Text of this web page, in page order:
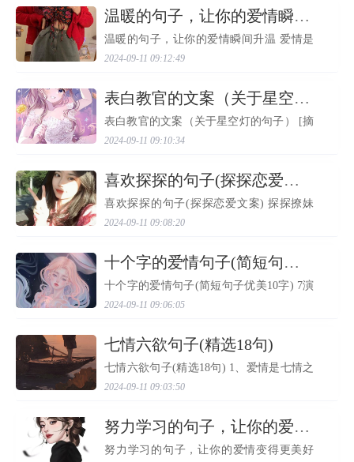
放风，那就笑吧...
​温暖的句子，让你的爱情瞬间升温
温暖的句子，让你的爱情瞬间升温 爱情是
感受到无尽的温暖和幸福。在爱情中，每
们的心灵得到滋润...
2024-09-11 09:12:49
​表白教官的文案（关于星空灯的句子）
表白教官的文案（关于星空灯的句子） [摘
——方干《郭中山居》。下面是小编精心
容。关于星空灯的句...
2024-09-11 09:10:34
​喜欢探探的句子(探探恋爱文案)
喜欢探探的句子(探探恋爱文案) 探探撩妹
辰好景虚设。便纵有千种风情，更与何人
子大全送给大家，希...
2024-09-11 09:08:20
​十个字的爱情句子(简短句子优美10字)
十个字的爱情句子(简短句子优美10字) 7演
舟，无路可退 10一花一世界，一人一心思
未必温暖 13不疯魔。...
2024-09-11 09:06:05
​七情六欲句子(精选18句)
七情六欲句子(精选18句) 1、爱情是七情之
奋。 2、恼怒是七情之一，当我们感到受到
和愤懑情绪。 3、喜爱...
2024-09-11 09:03:50
​努力学习的句子，让你的爱情变得更美好
努力学习的句子，让你的爱情变得更美好